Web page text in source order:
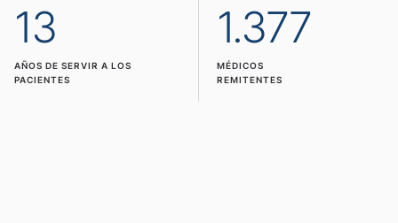
13
AÑOS DE SERVIR A LOS
PACIENTES
1.377
MÉDICOS
REMITENTES